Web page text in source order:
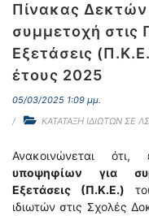
Πίνακας
συμμετοχή στις
Εξετάσεις
έτους 2025
05/03/2025 1:09 μμ.
ΚΑΤΑΤΑΞΗ ΙΔΙΩΤΩΝ ΣΕ
Ανακοινώνεται
υποψηφίων για
Εξετάσεις (Π.Κ.Ε.)
ιδιωτών στις Σχολές